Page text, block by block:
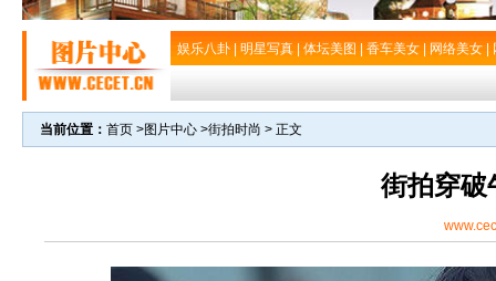
娱乐八卦 明星写真 体坛美图 香车美女 网络美女
当前位置： 首页 >图片中心 >街拍时尚 > 正文
街拍穿破